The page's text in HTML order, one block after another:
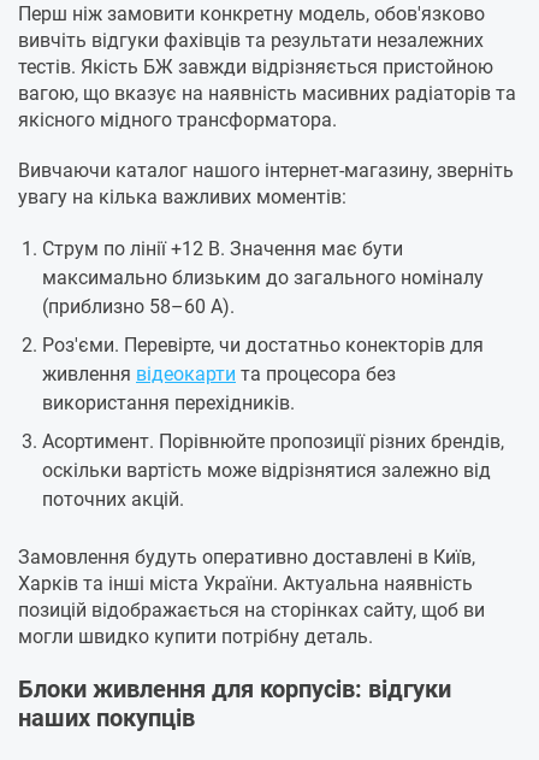
Перш ніж замовити конкретну модель, обов'язково
вивчіть відгуки фахівців та результати незалежних
тестів. Якість БЖ завжди відрізняється пристойною
вагою, що вказує на наявність масивних радіаторів та
якісного мідного трансформатора.
Вивчаючи каталог нашого інтернет-магазину, зверніть
увагу на кілька важливих моментів:
Струм по лінії +12 В. Значення має бути
максимально близьким до загального номіналу
(приблизно 58–60 А).
Роз'єми. Перевірте, чи достатньо конекторів для
живлення відеокарти та процесора без
використання перехідників.
Асортимент. Порівнюйте пропозиції різних брендів,
оскільки вартість може відрізнятися залежно від
поточних акцій.
Замовлення будуть оперативно доставлені в Київ,
Харків та інші міста України. Актуальна наявність
позицій відображається на сторінках сайту, щоб ви
могли швидко купити потрібну деталь.
Блоки живлення для корпусів: відгуки
наших покупців